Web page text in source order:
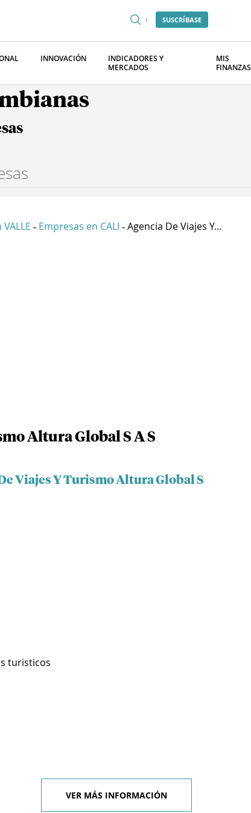
SUSCRÍBASE
INNOVACIÓN
INDICADORES Y
MERCADOS
MIS
FINANZAS
- Empresas en CALI - Agencia De Viajes Y...
Altura Global S A S
Viajes Y Turismo Altura Global S
turisticos
VER MÁS INFORMACIÓN